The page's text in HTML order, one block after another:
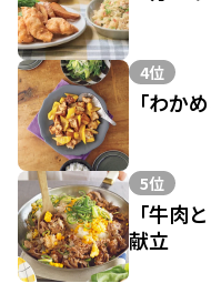
4位
「わか
5位
「牛肉
献立